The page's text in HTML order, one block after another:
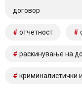
договор
отчетност
раскинување на
криминалистички